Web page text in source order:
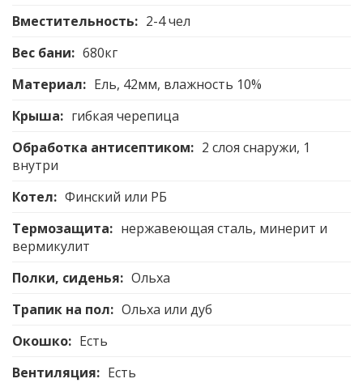
Вместительность: 2-4 чел
Вес бани: 680кг
Материал: Ель, 42мм, влажность 10%
Крыша: гибкая черепица
Обработка антисептиком: 2 слоя снаружи, 1
внутри
Котел: Финский или РБ
Термозащита: нержавеющая сталь, минерит и
вермикулит
Полки, сиденья: Ольха
Трапик на пол: Ольха или дуб
Окошко: Есть
Вентиляция: Есть